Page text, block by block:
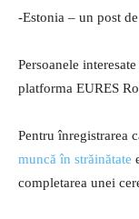
-Estonia – un post
Persoanele
platforma EURES
Pentru înregistrarea
muncă în străinătate
completarea unei